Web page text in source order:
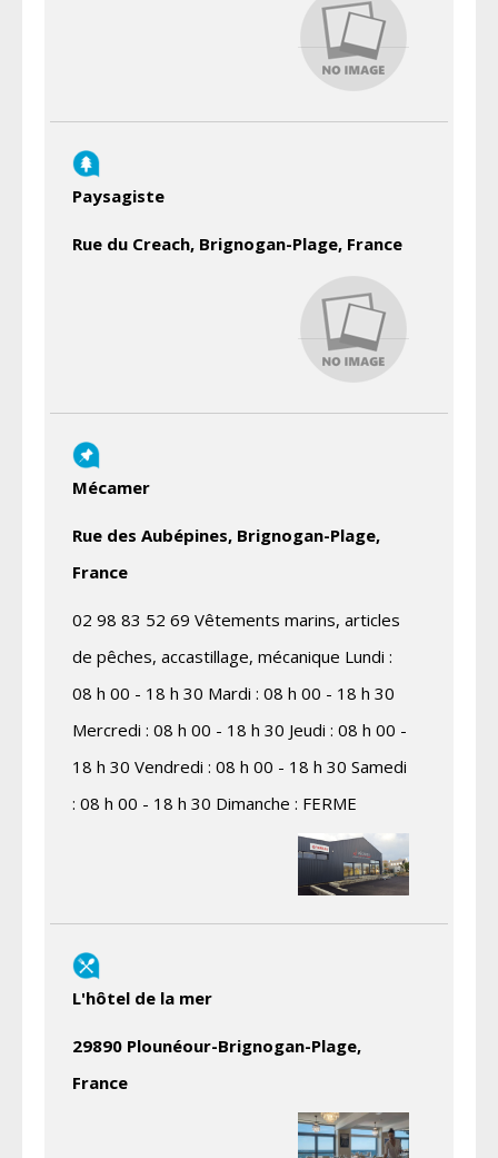
Paysagiste
Rue du Creach, Brignogan-Plage, France
Mécamer
Rue des Aubépines, Brignogan-Plage,
France
02 98 83 52 69 Vêtements marins, articles
de pêches, accastillage, mécanique Lundi :
08 h 00 - 18 h 30 Mardi : 08 h 00 - 18 h 30
Mercredi : 08 h 00 - 18 h 30 Jeudi : 08 h 00 -
18 h 30 Vendredi : 08 h 00 - 18 h 30 Samedi
: 08 h 00 - 18 h 30 Dimanche : FERME
L'hôtel de la mer
29890 Plounéour-Brignogan-Plage,
France